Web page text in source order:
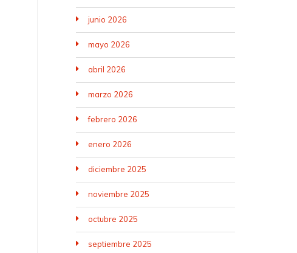
junio 2026
mayo 2026
abril 2026
marzo 2026
febrero 2026
enero 2026
diciembre 2025
noviembre 2025
octubre 2025
septiembre 2025